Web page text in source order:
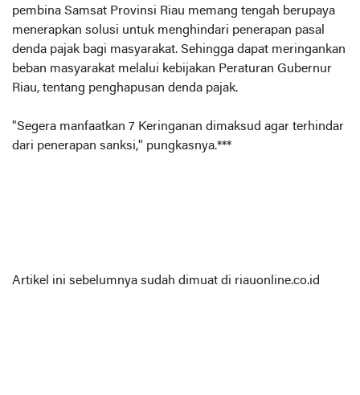
pembina Samsat Provinsi Riau memang tengah berupaya
menerapkan solusi untuk menghindari penerapan pasal
denda pajak bagi masyarakat. Sehingga dapat meringankan
beban masyarakat melalui kebijakan Peraturan Gubernur
Riau, tentang penghapusan denda pajak.
"Segera manfaatkan 7 Keringanan dimaksud agar terhindar
dari penerapan sanksi," pungkasnya.***
Artikel ini sebelumnya sudah dimuat di riauonline.co.id